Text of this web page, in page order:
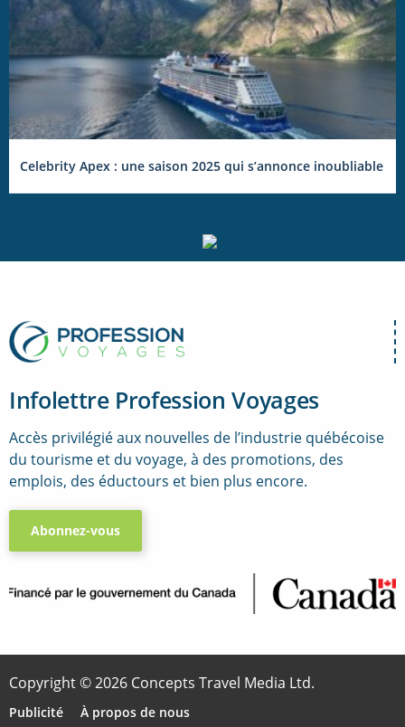
Celebrity Apex : une saison 2025 qui s’annonce inoubliable
Infolettre Profession Voyages
Accès privilégié aux nouvelles de l’industrie québécoise
du tourisme et du voyage, à des promotions, des
emplois, des éductours et bien plus encore.
Abonnez-vous
Copyright © 2026 Concepts Travel Media Ltd.
Publicité À propos de nous